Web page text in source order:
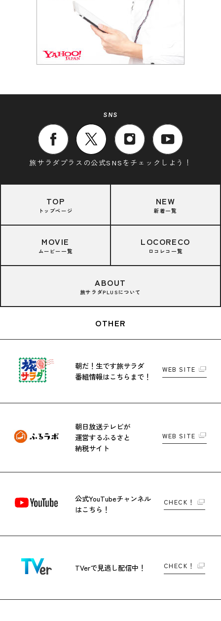
SNS
旅サラダプラスの公式SNSをチェックしよう！
TOP
トップページ
NEW
新着一覧
MOVIE
ムービー一覧
LOCORECO
ロコレコ一覧
ABOUT
旅サラダPLUSについて
OTHER
朝だ！生です旅サラダ
番組情報はこちらまで！
WEB SITE
朝日放送テレビが
運営するふるさと
納税サイト
WEB SITE
公式YouTubeチャンネル
はこちら！
CHECK！
TVerで見逃し配信中！ CHECK！